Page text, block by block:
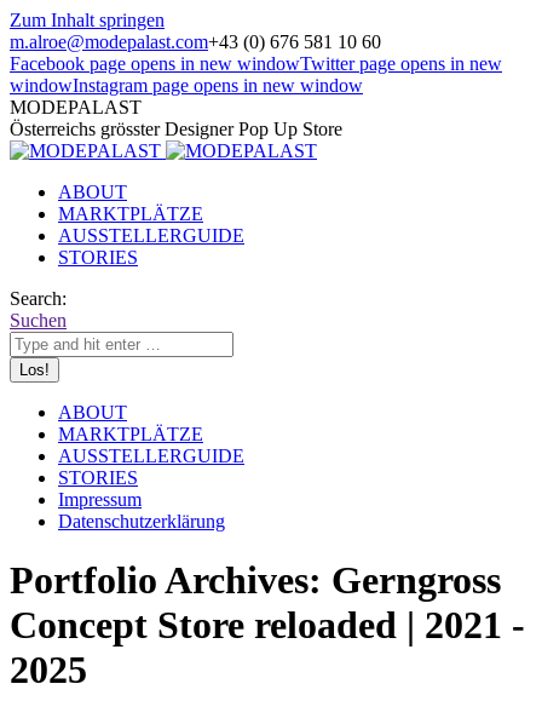
Zum Inhalt springen
m.alroe@modepalast.com+43 (0) 676 581 10 60
Facebook page opens in new windowTwitter page opens in new
windowInstagram page opens in new window
MODEPALAST
Österreichs grösster Designer Pop Up Store
ABOUT
MARKTPLÄTZE
AUSSTELLERGUIDE
STORIES
Search:
Suchen
ABOUT
MARKTPLÄTZE
AUSSTELLERGUIDE
STORIES
Impressum
Datenschutzerklärung
Portfolio Archives: Gerngross
Concept Store reloaded | 2021 -
2025